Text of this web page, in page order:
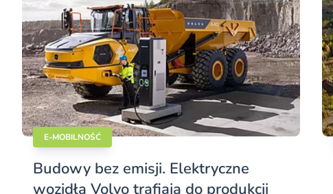
E-MOBILNOŚĆ
Budowy bez emisji. Elektryczne
wozidła Volvo trafiają do produkcji